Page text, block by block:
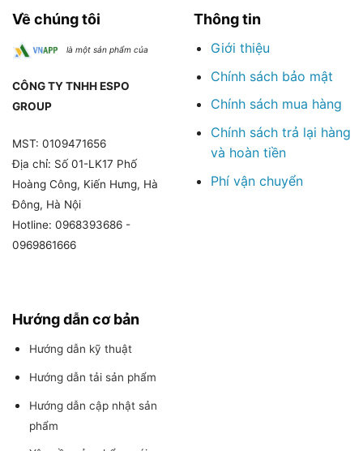
Về chúng tôi
là một sản phẩm của
CÔNG TY TNHH ESPO
GROUP
MST: 0109471656
Địa chỉ: Số 01-LK17 Phố
Hoàng Công, Kiến Hưng, Hà
Đông, Hà Nội
Hotline: 0968393686 -
0969861666
Thông tin
Giới thiệu
Chính sách bảo mật
Chính sách mua hàng
Chính sách trả lại hàng
và hoàn tiền
Phí vận chuyển
Hướng dẫn cơ bản
Hướng dẫn kỹ thuật
Hướng dẫn tải sản phẩm
Hướng dẫn cập nhật sản
phẩm